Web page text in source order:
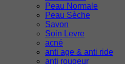
Peau Normale
Peau Sèche
Savon
Soin Levre
acné
anti age & anti ride
anti rougeur